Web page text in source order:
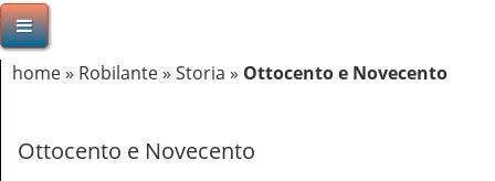
home» Robilante» Storia » Ottocento e Novecento
Ottocento e Novecento